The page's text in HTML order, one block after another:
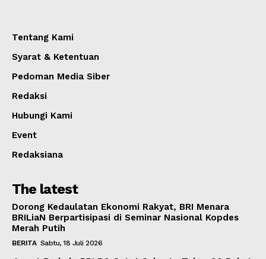
Tentang Kami
Syarat & Ketentuan
Pedoman Media Siber
Redaksi
Hubungi Kami
Event
Redaksiana
The latest
Dorong Kedaulatan Ekonomi Rakyat, BRI Menara
BRILiaN Berpartisipasi di Seminar Nasional Kopdes
Merah Putih
BERITA Sabtu, 18 Juli 2026